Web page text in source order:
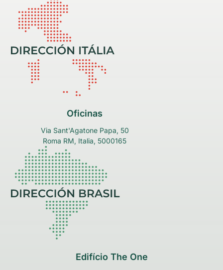
Oficinas
Via Sant'Agatone Papa, 50
Roma RM, Italia, 5000165
Edifício The One